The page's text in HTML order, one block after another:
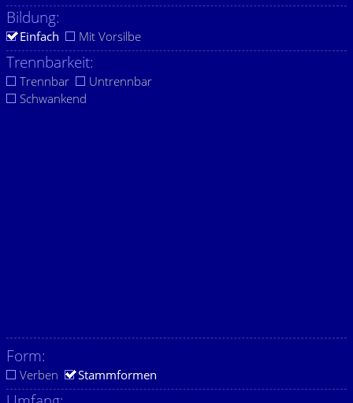
Bildung:
Einfach Mit Vorsilbe
Trennbarkeit:
Trennbar
Untrennbar
Schwankend
Form:
Verben Stammformen